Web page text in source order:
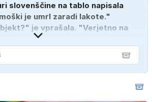
slovenščine na tablo napisala
je umrl zaradi lakote."
je vprašala. "Verjetno na